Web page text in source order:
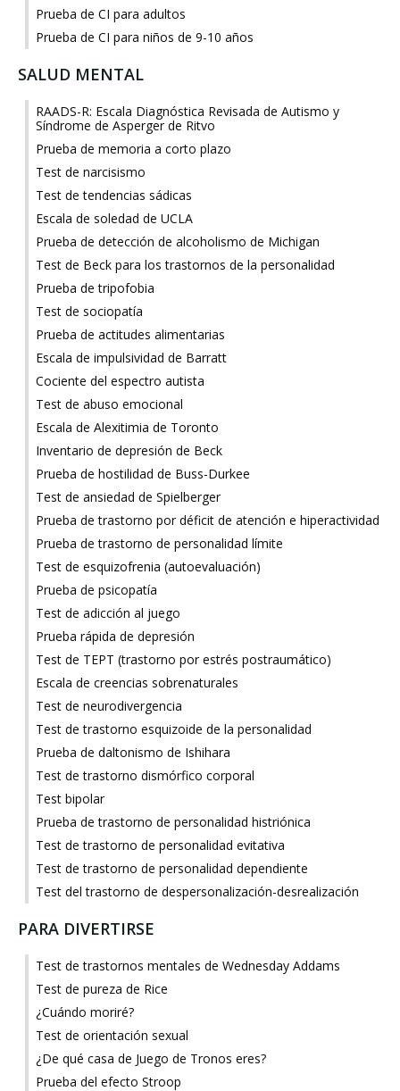
Prueba de CI para adultos
Prueba de CI para niños de 9-10 años
SALUD MENTAL
RAADS-R: Escala Diagnóstica Revisada de Autismo y
Síndrome de Asperger de Ritvo
Prueba de memoria a corto plazo
Test de narcisismo
Test de tendencias sádicas
Escala de soledad de UCLA
Prueba de detección de alcoholismo de Michigan
Test de Beck para los trastornos de la personalidad
Prueba de tripofobia
Test de sociopatía
Prueba de actitudes alimentarias
Escala de impulsividad de Barratt
Cociente del espectro autista
Test de abuso emocional
Escala de Alexitimia de Toronto
Inventario de depresión de Beck
Prueba de hostilidad de Buss-Durkee
Test de ansiedad de Spielberger
Prueba de trastorno por déficit de atención e hiperactividad
Prueba de trastorno de personalidad límite
Test de esquizofrenia (autoevaluación)
Prueba de psicopatía
Test de adicción al juego
Prueba rápida de depresión
Test de TEPT (trastorno por estrés postraumático)
Escala de creencias sobrenaturales
Test de neurodivergencia
Test de trastorno esquizoide de la personalidad
Prueba de daltonismo de Ishihara
Test de trastorno dismórfico corporal
Test bipolar
Prueba de trastorno de personalidad histriónica
Test de trastorno de personalidad evitativa
Test de trastorno de personalidad dependiente
Test del trastorno de despersonalización-desrealización
PARA DIVERTIRSE
Test de trastornos mentales de Wednesday Addams
Test de pureza de Rice
¿Cuándo moriré?
Test de orientación sexual
¿De qué casa de Juego de Tronos eres?
Prueba del efecto Stroop